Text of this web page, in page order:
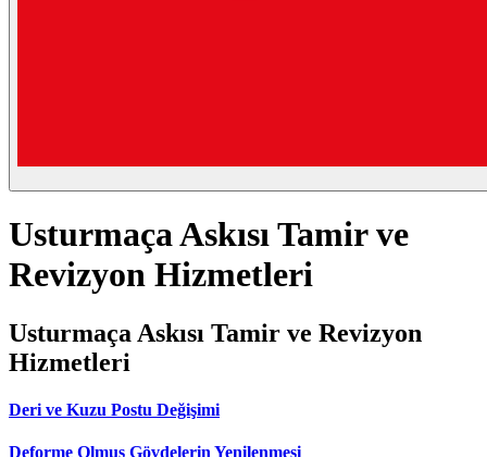
Usturmaça Askısı Tamir ve
Revizyon Hizmetleri
Usturmaça Askısı Tamir ve Revizyon
Hizmetleri
Deri ve Kuzu Postu Değişimi
Deforme Olmuş Gövdelerin Yenilenmesi